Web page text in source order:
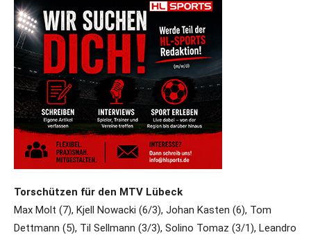
Torschützen für den MTV Lübeck
Max Molt (7), Kjell Nowacki (6/3), Johan Kasten (6), Tom
Dettmann (5), Til Sellmann (3/3), Solino Tomaz (3/1), Leandro